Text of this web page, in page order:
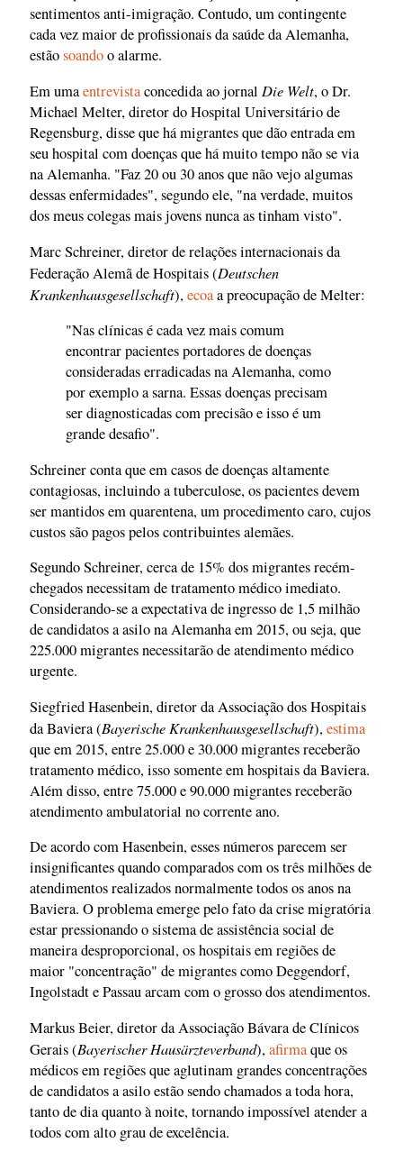
sentimentos anti-imigração. Contudo, um contingente
cada vez maior de profissionais da saúde da Alemanha,
estãosoandoo alarme.
Em umaentrevistaconcedida ao jornal Die Welt, o Dr.
Michael Melter, diretor do Hospital Universitário de
Regensburg, disse que há migrantes que dão entrada em
seu hospital com doenças que há muito tempo não se via
na Alemanha. "Faz 20 ou 30 anos que não vejo algumas
dessas enfermidades", segundo ele, "na verdade, muitos
dos meus colegas mais jovens nunca as tinham visto".
Marc Schreiner, diretor de relações internacionais da
Federação Alemã de Hospitais (Deutschen
Krankenhausgesellschaft),ecoaa preocupação de Melter:
"Nas clínicas é cada vez mais comum
encontrar pacientes portadores de doenças
consideradas erradicadas na Alemanha, como
por exemplo a sarna. Essas doenças precisam
ser diagnosticadas com precisão e isso é um
grande desafio".
Schreiner conta que em casos de doenças altamente
contagiosas, incluindo a tuberculose, os pacientes devem
ser mantidos em quarentena, um procedimento caro, cujos
custos são pagos pelos contribuintes alemães.
Segundo Schreiner, cerca de 15% dos migrantes recém-
chegados necessitam de tratamento médico imediato.
Considerando-se a expectativa de ingresso de 1,5 milhão
de candidatos a asilo na Alemanha em 2015, ou seja, que
225.000 migrantes necessitarão de atendimento médico
urgente.
Siegfried Hasenbein, diretor da Associação dos Hospitais
da Baviera (Bayerische Krankenhausgesellschaft),estima
que em 2015, entre 25.000 e 30.000 migrantes receberão
tratamento médico, isso somente em hospitais da Baviera.
Além disso, entre 75.000 e 90.000 migrantes receberão
atendimento ambulatorial no corrente ano.
De acordo com Hasenbein, esses números parecem ser
insignificantes quando comparados com os três milhões de
atendimentos realizados normalmente todos os anos na
Baviera. O problema emerge pelo fato da crise migratória
estar pressionando o sistema de assistência social de
maneira desproporcional, os hospitais em regiões de
maior "concentração" de migrantes como Deggendorf,
Ingolstadt e Passau arcam com o grosso dos atendimentos.
Markus Beier, diretor da Associação Bávara de Clínicos
Gerais (Bayerischer Hausärzteverband),afirmaque os
médicos em regiões que aglutinam grandes concentrações
de candidatos a asilo estão sendo chamados a toda hora,
tanto de dia quanto à noite, tornando impossível atender a
todos com alto grau de excelência.